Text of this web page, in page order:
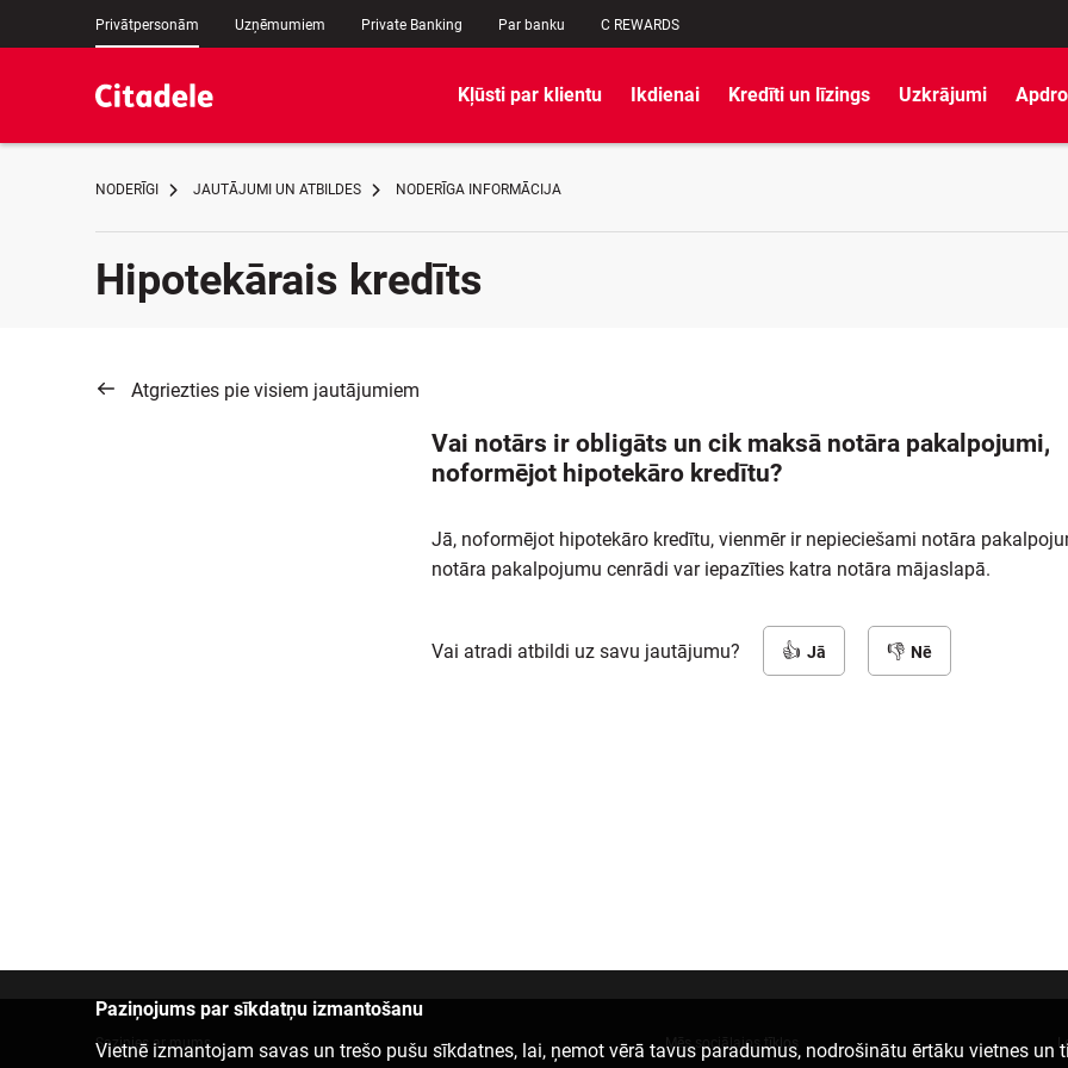
Privātpersonām Uzņēmumiem Private Banking Par banku C REWARDS
Kļūsti par klientu Ikdienai Kredīti un līzings Uzkrājumi
NODERĪGI JAUTĀJUMI UN ATBILDES NODERĪGA INFORMĀCIJA
Hipotekārais kredīts
Atgriezties pie visiem jautājumiem
Vai notārs ir obligāts un cik maksā notāra pakalpojumi,
noformējot hipotekāro kredītu?
Jā, noformējot hipotekāro kredītu, vienmēr ir nepieciešami notāra
notāra pakalpojumu cenrādi var iepazīties katra notāra mājaslapā.
Vai atradi atbildi uz savu jautājumu? Jā Nē
Paziņojums par sīkdatņu izmantošanu
Vietnē izmantojam savas un trešo pušu sīkdatnes, lai, ņemot vērā tavus paradumus, nodrošinātu ērtāku vietnes un
Sazinies ar mums Mēs sociālajos tīklos